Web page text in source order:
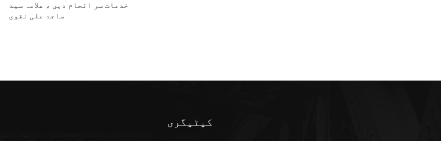
خدمات سر انجام دیں ، علامہ سید
ساجد علی نقوی
کیٹیگری